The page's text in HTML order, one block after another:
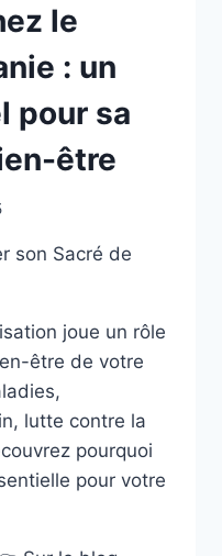
le
: un
pour sa
être
son Sacré de
joue un rôle
être de votre
lutte contre la
pourquoi
pour votre